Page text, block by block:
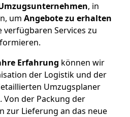
, in
um Angebote zu erhalten
verfügbaren Services zu
Erfahrung können wir
der Logistik und der
Umzugsplaner
Von der Packung der
zur Lieferung an das neue